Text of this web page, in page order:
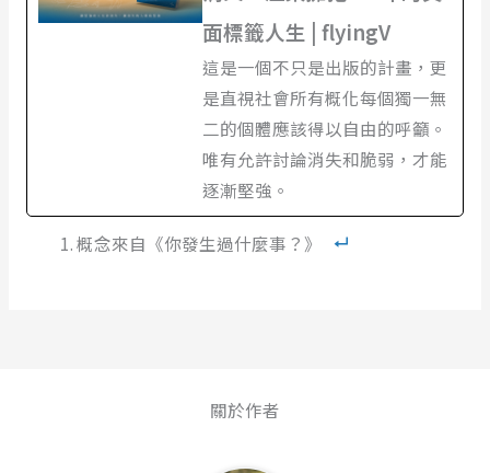
面標籤人生 | flyingV
這是一個不只是出版的計畫，更
是直視社會所有概化每個獨一無
二的個體應該得以自由的呼籲。
唯有允許討論消失和脆弱，才能
逐漸堅強。
概念來自《你發生過什麼事？》
關於作者